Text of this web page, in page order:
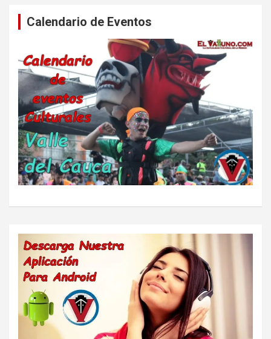
Calendario de Eventos